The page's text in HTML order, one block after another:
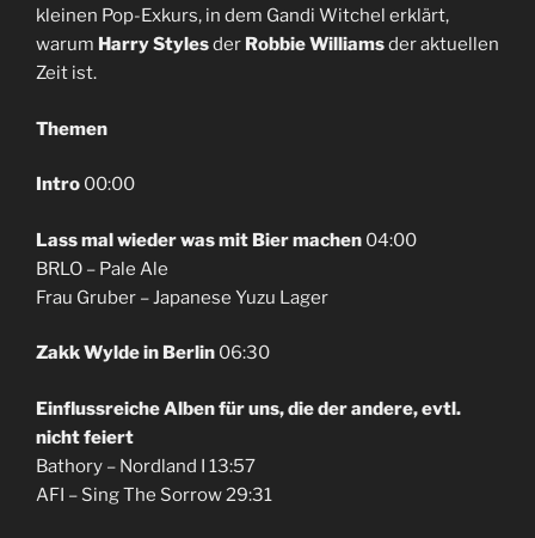
kleinen Pop-Exkurs, in dem Gandi Witchel erklärt,
warum Harry Stylesder Robbie Williamsder aktuellen
Zeit ist.
Themen
Intro 00:00
Lass mal wieder was mit Bier machen 04:00
BRLO – Pale Ale
Frau Gruber – Japanese Yuzu Lager
Zakk Wylde in Berlin 06:30
Einflussreiche Alben für uns, die der andere, evtl.
nicht feiert
Bathory – Nordland I 13:57
AFI – Sing The Sorrow 29:31